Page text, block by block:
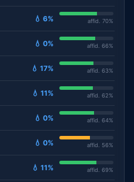
💧 6% affid. 70%
💧 0% affid. 66%
💧 17% affid. 63%
💧 11% affid. 62%
💧 0% affid. 64%
💧 0% affid. 56%
💧 11% affid. 69%